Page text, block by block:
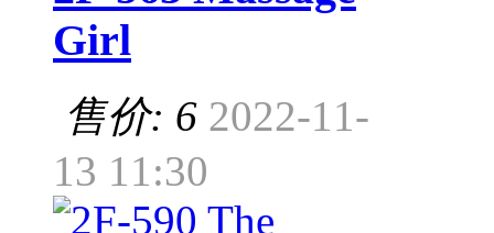
Girl
售价: 6 2022-11-
13 11:30